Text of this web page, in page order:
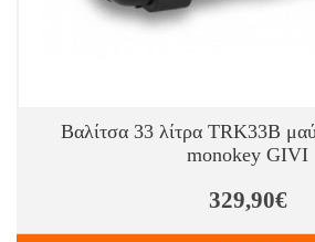
Βαλίτσα 33 λίτρα TRK33Β
monokey GIVI
329,90€